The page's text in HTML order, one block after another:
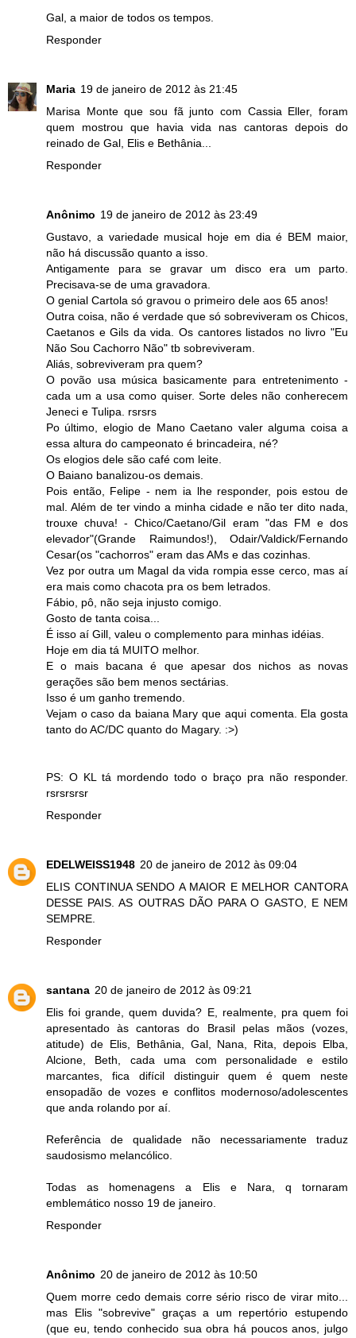
Gal, a maior de todos os tempos.
Responder
Maria 19 de janeiro de 2012 às 21:45
Marisa Monte que sou fã junto com Cassia Eller, foram
quem mostrou que havia vida nas cantoras depois do
reinado de Gal, Elis e Bethânia...
Responder
Anônimo 19 de janeiro de 2012 às 23:49
Gustavo, a variedade musical hoje em dia é BEM maior,
não há discussão quanto a isso.
Antigamente para se gravar um disco era um parto.
Precisava-se de uma gravadora.
O genial Cartola só gravou o primeiro dele aos 65 anos!
Outra coisa, não é verdade que só sobreviveram os Chicos,
Caetanos e Gils da vida. Os cantores listados no livro "Eu
Não Sou Cachorro Não" tb sobreviveram.
Aliás, sobreviveram pra quem?
O povão usa música basicamente para entretenimento -
cada um a usa como quiser. Sorte deles não conherecem
Jeneci e Tulipa. rsrsrs
Po último, elogio de Mano Caetano valer alguma coisa a
essa altura do campeonato é brincadeira, né?
Os elogios dele são café com leite.
O Baiano banalizou-os demais.
Pois então, Felipe - nem ia lhe responder, pois estou de
mal. Além de ter vindo a minha cidade e não ter dito nada,
trouxe chuva! - Chico/Caetano/Gil eram "das FM e dos
elevador"(Grande Raimundos!), Odair/Valdick/Fernando
Cesar(os "cachorros" eram das AMs e das cozinhas.
Vez por outra um Magal da vida rompia esse cerco, mas aí
era mais como chacota pra os bem letrados.
Fábio, pô, não seja injusto comigo.
Gosto de tanta coisa...
É isso aí Gill, valeu o complemento para minhas idéias.
Hoje em dia tá MUITO melhor.
E o mais bacana é que apesar dos nichos as novas
gerações são bem menos sectárias.
Isso é um ganho tremendo.
Vejam o caso da baiana Mary que aqui comenta. Ela gosta
tanto do AC/DC quanto do Magary. :>)
PS: O KL tá mordendo todo o braço pra não responder.
rsrsrsrsr
Responder
EDELWEISS1948 20 de janeiro de 2012 às 09:04
ELIS CONTINUA SENDO A MAIOR E MELHOR CANTORA
DESSE PAIS. AS OUTRAS DÃO PARA O GASTO, E NEM
SEMPRE.
Responder
santana 20 de janeiro de 2012 às 09:21
Elis foi grande, quem duvida? E, realmente, pra quem foi
apresentado às cantoras do Brasil pelas mãos (vozes,
atitude) de Elis, Bethânia, Gal, Nana, Rita, depois Elba,
Alcione, Beth, cada uma com personalidade e estilo
marcantes, fica difícil distinguir quem é quem neste
ensopadão de vozes e conflitos modernoso/adolescentes
que anda rolando por aí.
Referência de qualidade não necessariamente traduz
saudosismo melancólico.
Todas as homenagens a Elis e Nara, q tornaram
emblemático nosso 19 de janeiro.
Responder
Anônimo 20 de janeiro de 2012 às 10:50
Quem morre cedo demais corre sério risco de virar mito...
mas Elis "sobrevive" graças a um repertório estupendo
(que eu, tendo conhecido sua obra há poucos anos, julgo